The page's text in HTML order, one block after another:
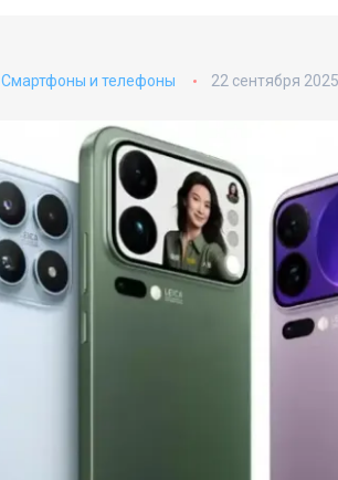
Смартфоны и телефоны 22 сентября 2025